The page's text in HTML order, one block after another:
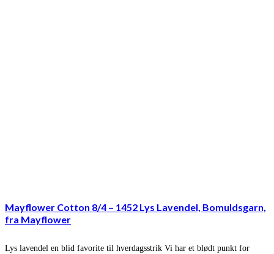
Mayflower Cotton 8/4 – 1452 Lys Lavendel, Bomuldsgarn,
fra Mayflower
Lys lavendel en blid favorite til hverdagsstrik Vi har et blødt punkt for